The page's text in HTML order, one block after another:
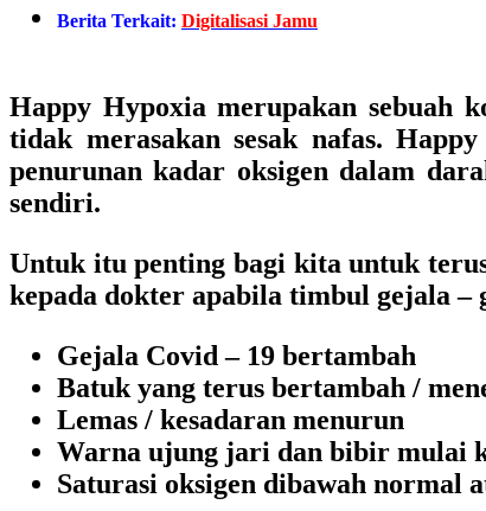
Berita Terkait: Digitalisasi Jamu
Happy Hypoxia merupakan sebuah
tidak merasakan sesak nafas.
penurunan kadar oksigen dalam
sendiri.
Untuk itu penting bagi kita untuk
kepada dokter apabila timbul gejala –
Gejala Covid – 19 bertambah
Batuk yang terus bertambah /
Lemas / kesadaran menurun
Warna ujung jari dan bibir mulai
Saturasi oksigen dibawah normal